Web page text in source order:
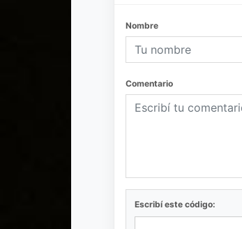
Nombre
Comentario
Escribí este código: